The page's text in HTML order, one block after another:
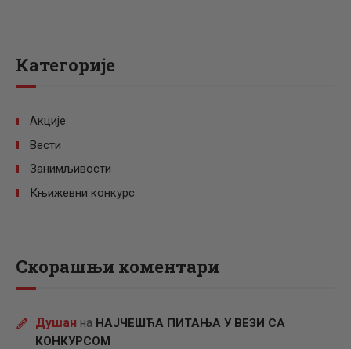
Категорије
Акције
Вести
Занимљивости
Књижевни конкурс
Скорашњи коментари
Душан на НАЈЧЕШЋА ПИТАЊА У ВЕЗИ СА
КОНКУРСОМ